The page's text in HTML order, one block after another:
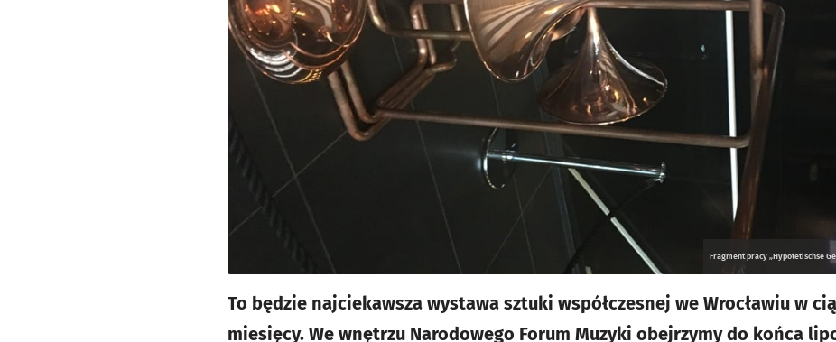
Fragment pracy „Hypotetischse
To będzie najciekawsza wystawa sztuki współczesnej we Wrocławiu w
miesięcy. We wnętrzu Narodowego Forum Muzyki obejrzymy do końca